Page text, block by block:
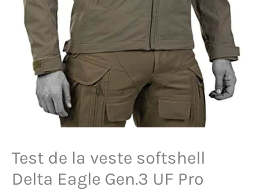
Test de la veste softshell
Delta Eagle Gen.3 UF Pro